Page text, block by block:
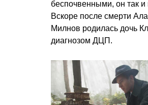
беспочвенными, он так и
Вскоре после смерти
Милнов родилась дочь
диагнозом ДЦП.